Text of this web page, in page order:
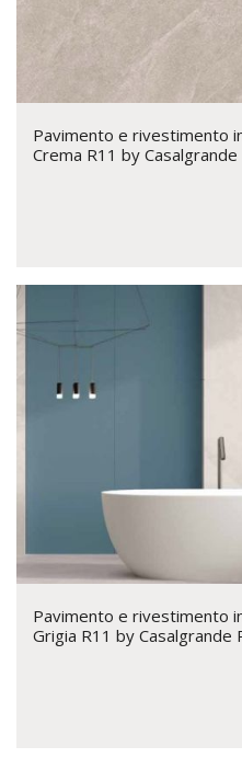
Pavimento e rivestimento
Crema R11 by Casalgrande
Pavimento e rivestimento
Grigia R11 by Casalgrande